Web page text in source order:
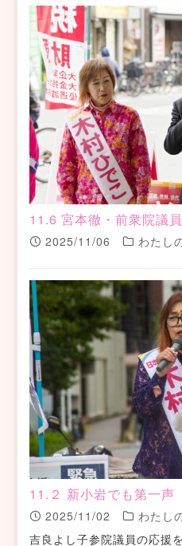
11.6 宮本徹・前衆院議
2025/11/06 わたし
11.２ 新小岩でも第一声
2025/11/02
わたし
吉良よし子参院議員の応援